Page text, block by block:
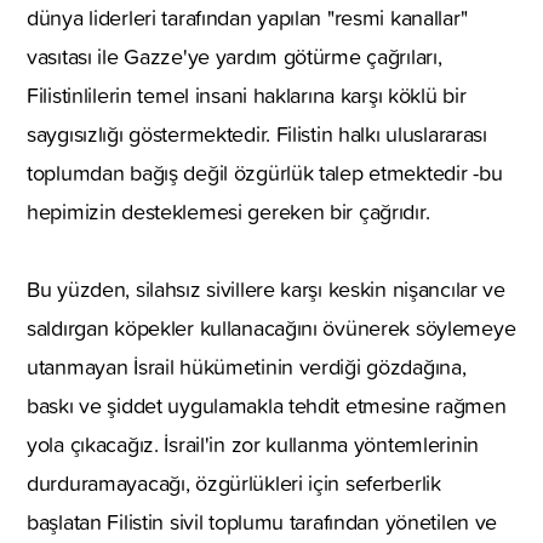
dünya liderleri tarafından yapılan "resmi kanallar"
vasıtası ile Gazze'ye yardım götürme çağrıları,
Filistinlilerin temel insani haklarına karşı köklü bir
saygısızlığı göstermektedir. Filistin halkı uluslararası
toplumdan bağış değil özgürlük talep etmektedir -bu
hepimizin desteklemesi gereken bir çağrıdır.
Bu yüzden, silahsız sivillere karşı keskin nişancılar ve
saldırgan köpekler kullanacağını övünerek söylemeye
utanmayan İsrail hükümetinin verdiği gözdağına,
baskı ve şiddet uygulamakla tehdit etmesine rağmen
yola çıkacağız. İsrail'in zor kullanma yöntemlerinin
durduramayacağı, özgürlükleri için seferberlik
başlatan Filistin sivil toplumu tarafından yönetilen ve